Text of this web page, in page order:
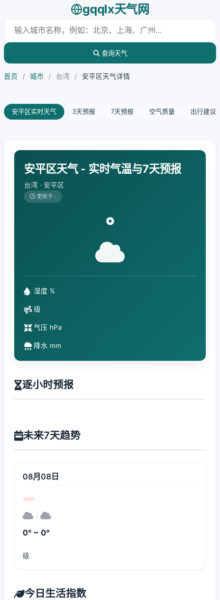
gqqlx天气网
查询天气
首页 / 城市 / 台湾 / 安平区天气详情
安平区实时天气 3天预报 7天预报 空气质量 出行建议
安平区天气 - 实时气温与7天预报
台湾 · 安平区
更新于 :
°
湿度 %
级
气压 hPa
降水 mm
逐小时预报
未来7天趋势
08月08日
0° ~ 0°
级
今日生活指数